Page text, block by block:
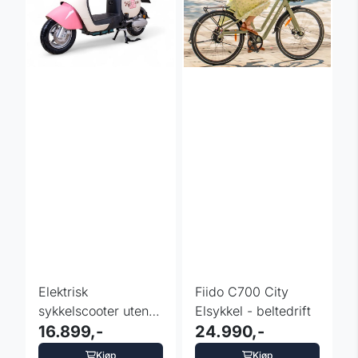
Elektrisk
sykkelscooter uten
førerkort – Keren
Beike ...
16.899,-
Kjøp
Fiido C700 City
Elsykkel - beltedrift
24.990,-
Kjøp